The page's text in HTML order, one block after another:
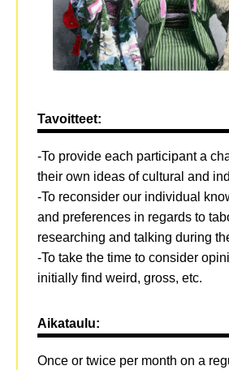
Tavoitteet:
-To provide each participant a
their own ideas of cultural and
-To reconsider our individual
and preferences in regards to
researching and talking during
-To take the time to consider
initially find weird, gross, etc.
Aikataulu:
Once or twice per month on a